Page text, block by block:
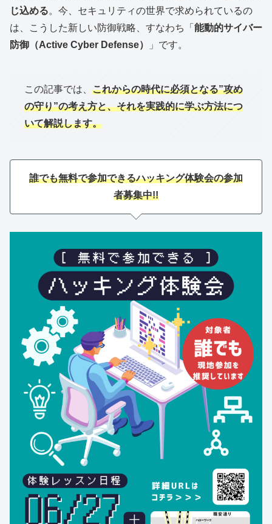
じ込める。今、セキュリティの世界で求められているの
は、こうした新しい防御戦略、すなわち「 能動的サイバー
防御（Active Cyber Defense）
」です。
この記事では、 これからの時代に必須となる”攻め
の守り”の考え方と、それを実践的に学ぶ方法につ
いて解説します。
誰でも無料で参加できるハッキング体験会の参加
者募集中!!